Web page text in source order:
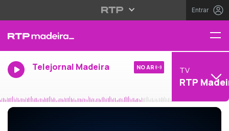
Entrar
Telejornal Madeira NO AR TV
RTP